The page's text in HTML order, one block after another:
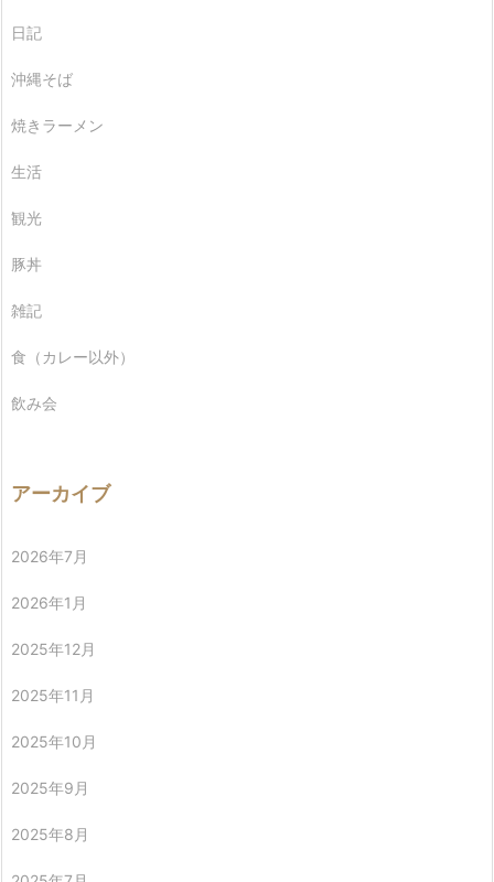
日記
沖縄そば
焼きラーメン
生活
観光
豚丼
雑記
食（カレー以外）
飲み会
アーカイブ
2026年7月
2026年1月
2025年12月
2025年11月
2025年10月
2025年9月
2025年8月